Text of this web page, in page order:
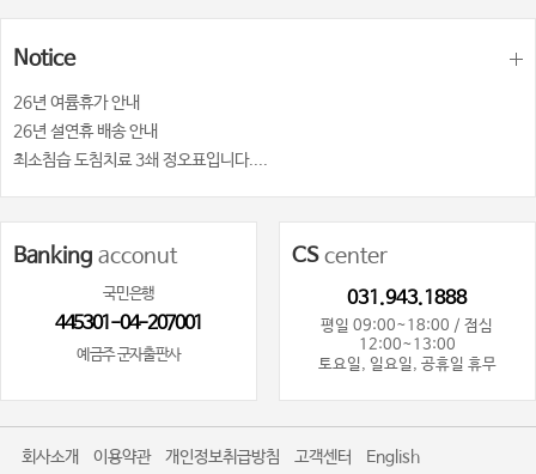
Notice
26년 여륨휴가 안내
26년 설연휴 배송 안내
최소침습 도침치료 3쇄 정오표입니다....
Banking acconut
국민은행
445301-04-207001
예금주 군자출판사
CScenter
031.943.1888
평일 09:00~18:00 / 점심
12:00~13:00
토요일, 일요일, 공휴일 휴무
회사소개 이용약관 개인정보취급방침 고객센터 English